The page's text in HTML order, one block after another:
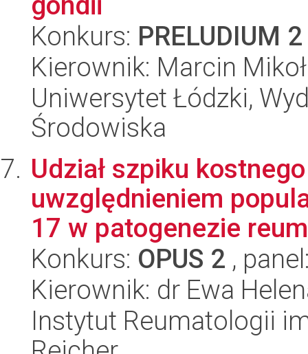
Konkurs: PRELUDIUM 2
Kierownik: Marcin
Uniwersytet Łódzki,
Środowiska
Udział szpiku
uwzględnieniem
17 w patogenezie
Konkurs: OPUS 2 ,
Kierownik: dr Ewa
Instytut Reumatologii